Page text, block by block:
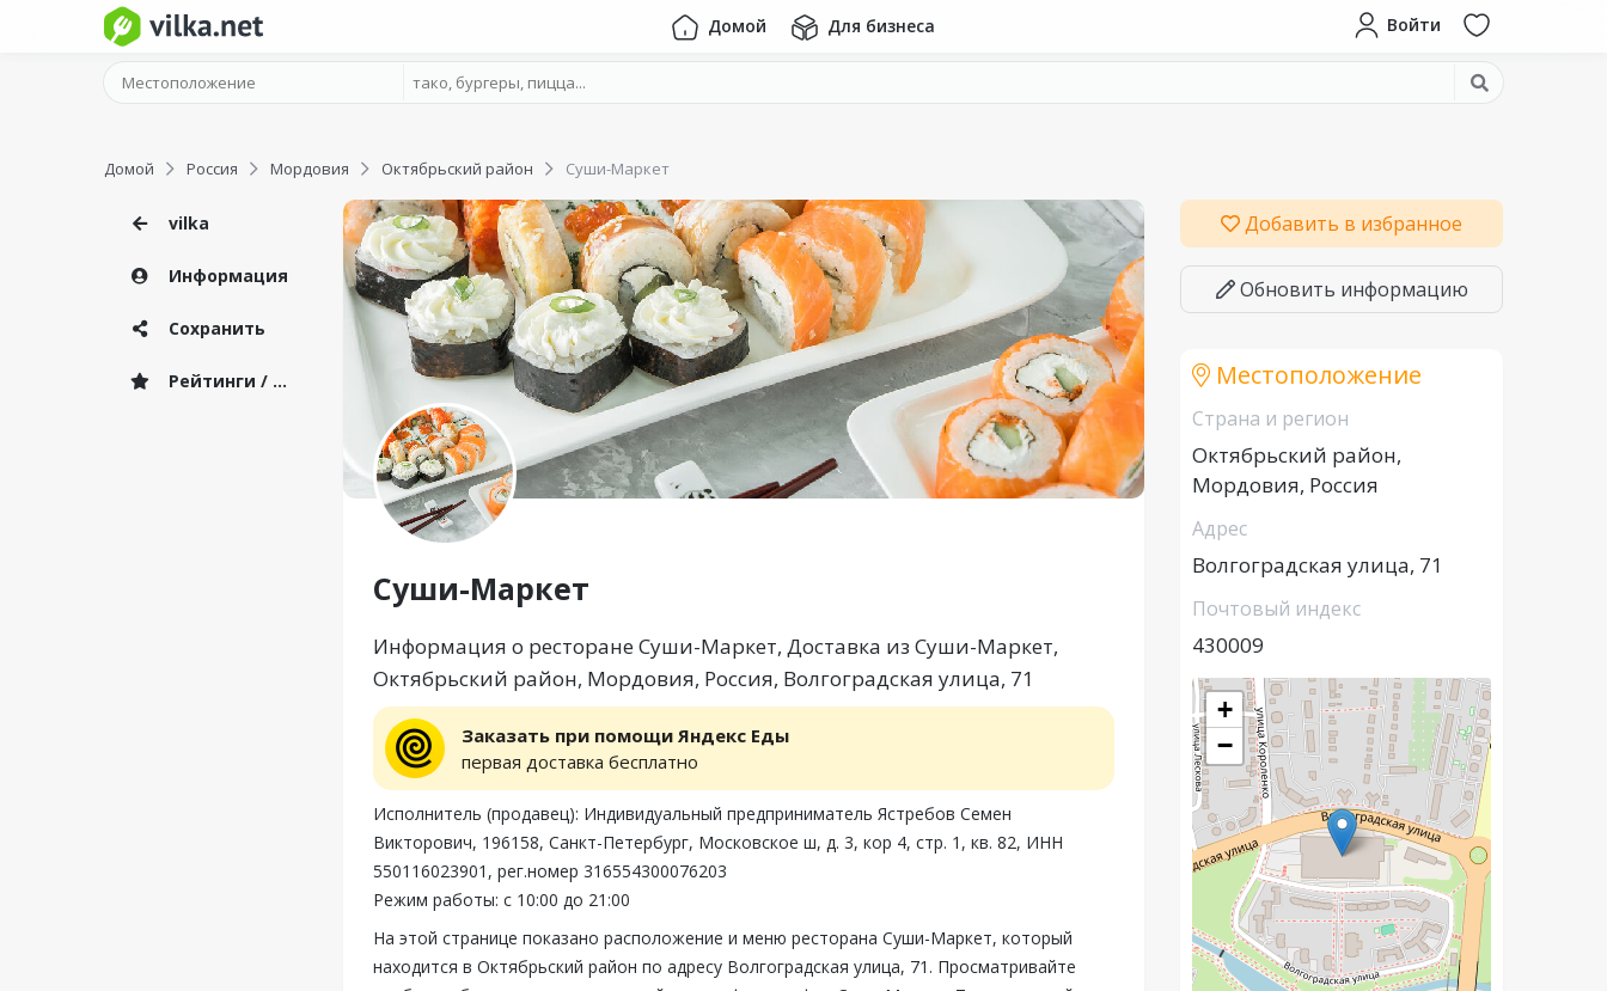
Домой Для бизнеса Войти
Домой Россия Мордовия Октябрьский район Суши-Маркет
vilka
Информация
Сохранить
Рейтинги / Отзывы
Суши-Маркет
Информация о ресторане Суши-Маркет, Доставка из Суши-Маркет,
Октябрьский район, Мордовия, Россия, Волгоградская улица, 71
Заказать при помощи Яндекс Еды
первая доставка бесплатно
Исполнитель (продавец): Индивидуальный предприниматель Ястребов Семен
Викторович, 196158, Санкт-Петербург, Московское ш, д. 3, кор 4, стр. 1, кв. 82, ИНН
550116023901, рег.номер 316554300076203
Режим работы: с 10:00 до 21:00
На этой странице показано расположение и меню ресторана Суши-Маркет, который
находится в Октябрьский район по адресу Волгоградская улица, 71. Просматривайте
Добавить в избранное
Обновить информацию
Местоположение
Страна и регион
Октябрьский район,
Мордовия, Россия
Адрес
Волгоградская улица, 71
Почтовый индекс
430009
+
−